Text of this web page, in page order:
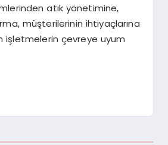
atık yönetimine,
müşterilerinin ihtiyaçlarına
işletmelerin çevreye uyum